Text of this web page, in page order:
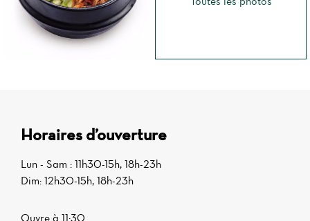
Horaires d’ouverture
Lun - Sam : 11h30-15h, 18h-23h
Dim: 12h30-15h, 18h-23h
Ouvre à 11:30